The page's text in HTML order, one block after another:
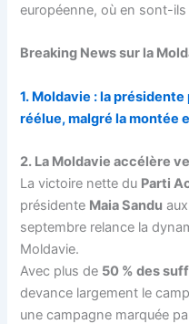
européenne, où en sont-ils
Breaking News sur la
1. Moldavie : la
réélue, malgré la montée
2. La Moldavie accélère
La victoire nette du Parti
présidente Maia Sandu
septembre relance la
Moldavie.
Avec plus de 50 % des
devance largement le
une campagne marquée